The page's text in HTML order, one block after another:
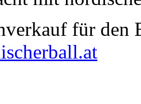
für den